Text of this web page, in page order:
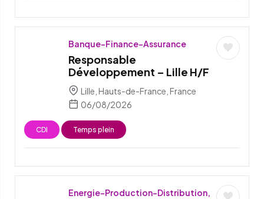
Banque-Finance-Assurance
Responsable
Développement – Lille H/F
Lille, Hauts-de-France, France
06/08/2026
CDI Temps plein
Energie-Production-Distribution,